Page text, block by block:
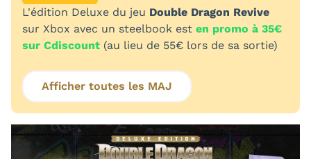
L'édition Deluxe du jeu Double Dragon Revive
sur Xbox avec un steelbook est en promo à 35€
sur Cdiscount (au lieu de 55€ lors de sa sortie)
Afficher toutes les MAJ